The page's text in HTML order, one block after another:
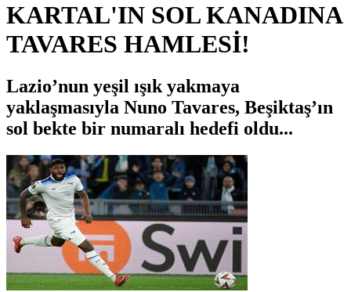
KARTAL'IN SOL KANADINA
TAVARES HAMLESİ!
Lazio’nun yeşil ışık yakmaya
yaklaşmasıyla Nuno Tavares, Beşiktaş’ın
sol bekte bir numaralı hedefi oldu...